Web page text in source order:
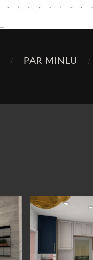
PAR MINLU